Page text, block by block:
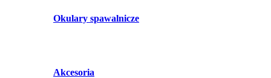
Okulary spawalnicze
Akcesoria